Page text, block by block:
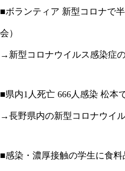
■ボランティア 新型コロナで
会）
→新型コロナウイルス感染症
■県内1人死亡 666人感染 松本
→長野県内の新型コロナウイ
■感染・濃厚接触の学生に食